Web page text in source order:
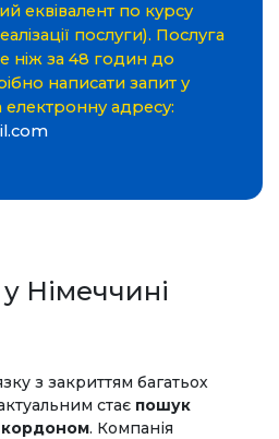
еквівалент по курсу
послуги). Послуга
ніж за 48 годин до
написати запит у
електронну адресу:
Німеччині
з закриттям багатьох
стає пошук
кордоном. Компанія